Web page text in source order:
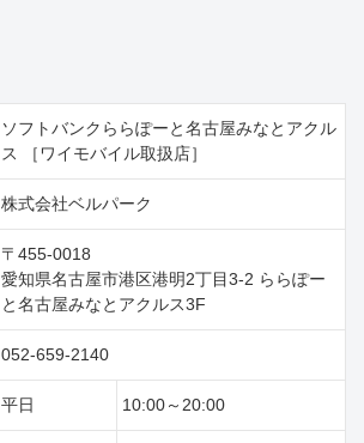
ソフトバンクららぽーと名古屋みなとアクル
ス ［ワイモバイル取扱店］
株式会社ベルパーク
〒455-0018
愛知県名古屋市港区港明2丁目3‐2 ららぽー
と名古屋みなとアクルス3F
052-659-2140
平日 10:00～20:00